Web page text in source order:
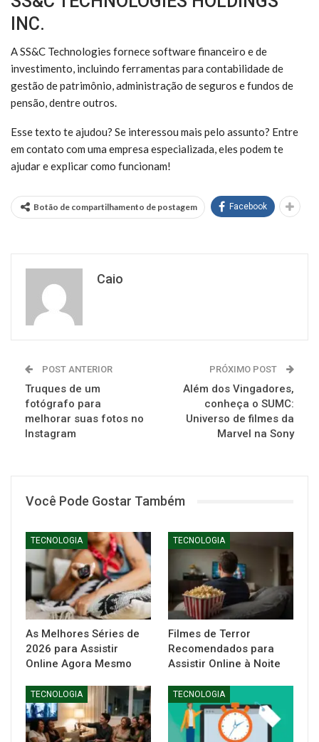
INC.
A SS&C Technologies fornece software financeiro e de
investimento, incluindo ferramentas para contabilidade de
gestão de patrimônio, administração de seguros e fundos de
pensão, dentre outros.
Esse texto te ajudou? Se interessou mais pelo assunto? Entre
em contato com uma empresa especializada, eles podem te
ajudar e explicar como funcionam!
Botão de compartilhamento de postagem Facebook
Caio
POST ANTERIOR
Truques de um
fotógrafo para
melhorar suas fotos no
Instagram
PRÓXIMO POST
Além dos Vingadores,
conheça o SUMC:
Universo de filmes da
Marvel na Sony
Você Pode Gostar Também
TECNOLOGIA
As Melhores Séries de
2026 para Assistir
Online Agora Mesmo
TECNOLOGIA
Filmes de Terror
Recomendados para
Assistir Online à Noite
TECNOLOGIA TECNOLOGIA